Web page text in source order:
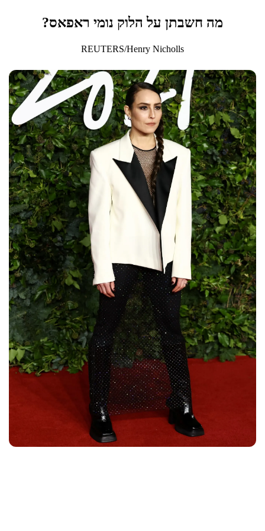
מה חשבתן על הלוק נומי ראפאס?
REUTERS/Henry Nicholls